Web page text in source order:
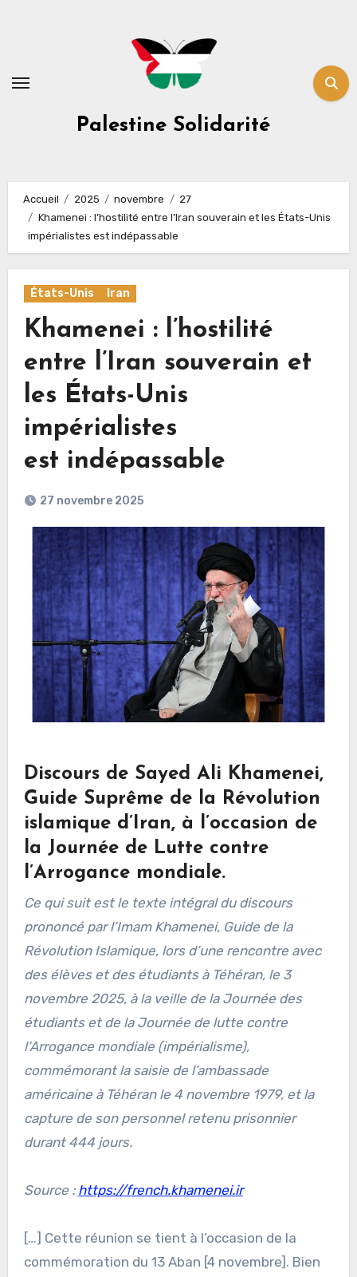
Palestine Solidarité
Accueil 2025 novembre
27
Khamenei : l’hostilité entre l’Iran souverain et les États-Unis
impérialistes est indépassable
États-Unis Iran
Khamenei : l’hostilité
entre l’Iran souverain et
les États-Unis
impérialistes
est indépassable
27 novembre 2025
Discours de Sayed Ali Khamenei,
Guide Suprême de la Révolution
islamique d’Iran, à l’occasion de
la Journée de Lutte contre
l’Arrogance mondiale.
Ce qui suit est le texte intégral du discours
prononcé par l’Imam Khamenei, Guide de la
Révolution Islamique, lors d’une rencontre avec
des élèves et des étudiants à Téhéran, le 3
novembre 2025, à la veille de la Journée des
étudiants et de la Journée de lutte contre
l’Arrogance mondiale (impérialisme),
commémorant la saisie de l’ambassade
américaine à Téhéran le 4 novembre 1979, et la
capture de son personnel retenu prisonnier
durant 444 jours.
Source : https://french.khamenei.ir
[…] Cette réunion se tient à l’occasion de la
commémoration du 13 Aban [4 novembre]. Bien